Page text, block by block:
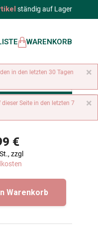
ständig auf Lager
WARENKORB
€
zzgl
Warenkorb
×
in den letzten 30 Tagen
×
Seite in den letzten 7